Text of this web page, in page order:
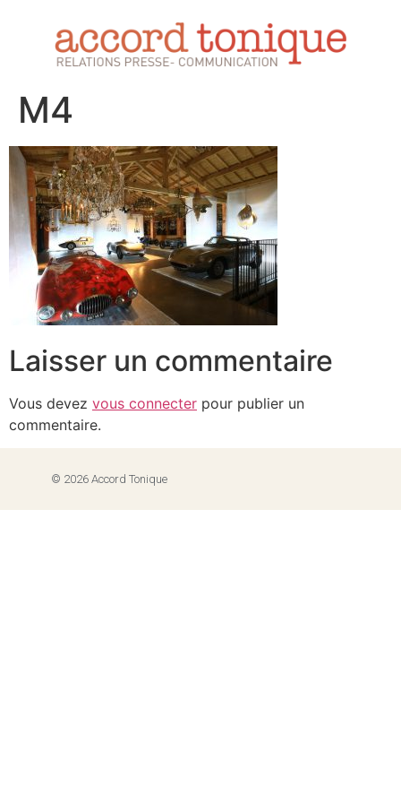
M4
Laisser un commentaire
Vous devez vous connecter pour publier un
commentaire.
© 2026 Accord Tonique